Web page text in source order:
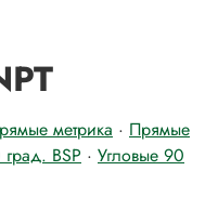
метрика · Прямые
BSP · Угловые 90